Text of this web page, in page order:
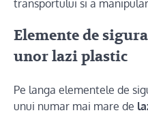
transportului si a
Elemente de
unor lazi plastic
Pe langa elementele de
unui numar mai mare de